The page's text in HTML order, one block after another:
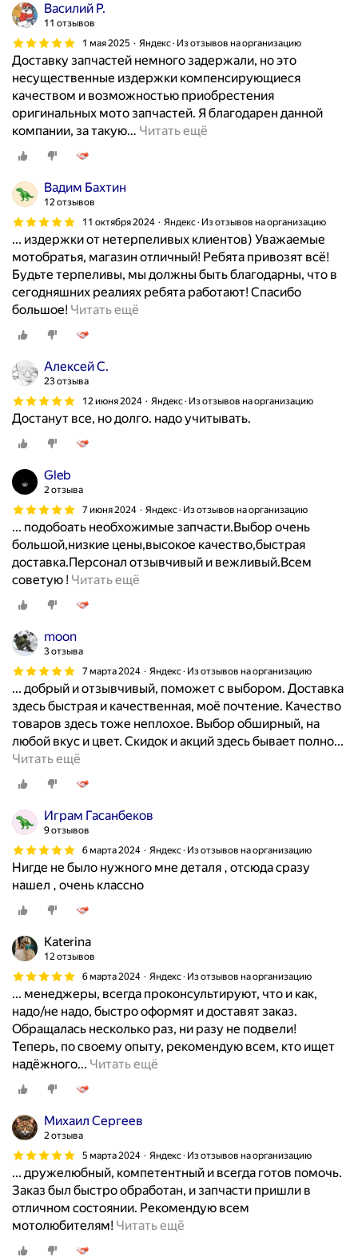
у
д
т
о
о
д
о
л
ж
н
и
е
т
е
б
е
д
е
а
ю
т
.
Р
о
т
а
ю
т
т
л
к
о
к
а
к
у
б
о
м
:
л
ю
ы
е
п
р
о
б
л
е
м
-
э
т
о
т
в
о
и
Василий Р.
11 отзывов
1 мая 2025
Яндекс · Из отзывов на организацию
Доставку запчастей немного задержали, но это
несущественные издержки компенсирующиеся
качеством и возможностью приобрестения
оригинальных мото запчастей. Я благодарен данной
компании, за такую… Читать ещё
Вадим Бахтин
12 отзывов
11 октября 2024
Яндекс · Из отзывов на организацию
... издержки от нетерпеливых клиентов) Уважаемые
мотобратья, магазин отличный! Ребята привозят всё!
Будьте терпеливы, мы должны быть благодарны, что в
сегодняшних реалиях ребята работают! Спасибо
большое! Читать ещё
а
л
ф
Р
п
р
о
к
л
у
Б
Ц
и
ы
,
п
е
р
в
р
з
о
б
р
а
Алексей С.
23 отзыва
12 июня 2024
Яндекс · Из отзывов на организацию
Достанут все, но долго. надо учитывать.
Gleb
2 отзыва
7 июня 2024
Яндекс · Из отзывов на организацию
... подобоать необхожимые запчасти.Выбор очень
большой,низкие цены,высокое качество,быстрая
доставка.Персонал отзывчивый и вежливый.Всем
советую ! Читать ещё
о
и
с
к
е
е
й
й
м
о
т
о
ц
л
н
а
т
к
н
moon
3 отзыва
7 марта 2024
Яндекс · Из отзывов на организацию
... добрый и отзывчивый, поможет с выбором. Доставка
здесь быстрая и качественная, моё почтение. Качество
товаров здесь тоже неплохое. Выбор обширный, на
любой вкус и цвет. Скидок и акций здесь бывает полно...
Читать ещё
р
о
ш
е
е
м
с
о
е
р
о
а
з
е
с
ь
т
о
ж
Играм Гасанбеков
9 отзывов
6 марта 2024
Яндекс · Из отзывов на организацию
Нигде не было нужного мне деталя , отсюда сразу
нашел , очень классно
Katerina
12 отзывов
6 марта 2024
Яндекс · Из отзывов на организацию
... менеджеры, всегда проконсультируют, что и как,
надо/не надо, быстро оформят и доставят заказ.
Обращалась несколько раз, ни разу не подвели!
Теперь, по своему опыту, рекомендую всем, кто ищет
надёжного... Читать ещё
и
с
к
а
л
Михаил Сергеев
2 отзыва
5 марта 2024
Яндекс · Из отзывов на организацию
... дружелюбный, компетентный и всегда готов помочь.
Заказ был быстро обработан, и запчасти пришли в
отличном состоянии. Рекомендую всем
мотолюбителям! Читать ещё